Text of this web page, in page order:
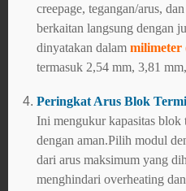
creepage, tegangan/arus,
berkaitan langsung dengan
dinyatakan dalam milimeter
termasuk 2,54 mm, 3,81
Peringkat Arus Blok
Ini mengukur kapasitas blok
dengan aman.Pilih modul
dari arus maksimum yang
menghindari overheating